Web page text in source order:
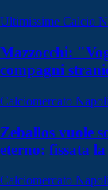
Ultimissime Calcio
Mazzocchi:
compagni
Calciomercato Napoli
Zeballos vuole
eterno: fissata
Calciomercato Napoli